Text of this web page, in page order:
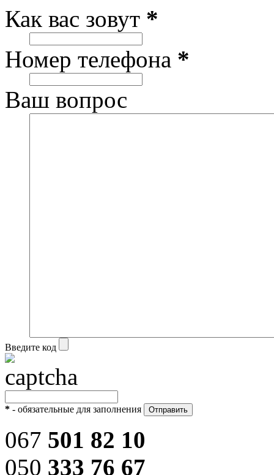
Как вас зовут *
Номер телефона *
Ваш вопрос
Введите код
* - обязательные для заполнения
067 501 82 10
050 333 76 67